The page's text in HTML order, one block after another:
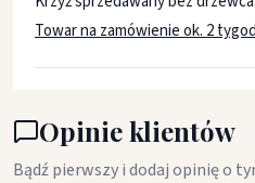
Towar na zamówienie ok. 2
Opinie klientów
Bądź pierwszy i dodaj opinię o